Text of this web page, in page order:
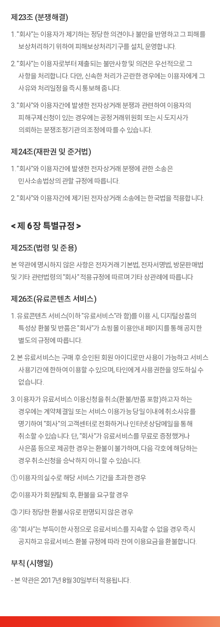
제23조 (분쟁해결)
1. "회사"는 이용자가 제기하는 정당한 의견이나 불만을 반영하고 그 피해를
보상처리하기 위하여 피해보상처리기구를 설치, 운영합니다.
2. "회사"는 이용자로부터 제출되는 불만사항 및 의견은 우선적으로 그
사항을 처리합니다. 다만, 신속한 처리가 곤란한 경우에는 이용자에게 그
사유와 처리일정을 즉시 통보해 줍니다.
3. "회사"와 이용자간에 발생한 전자상거래 분쟁과 관련하여 이용자의
피해구제신청이 있는 경우에는 공정거래위원회 또는 시·도지사가
의뢰하는 분쟁조정기관의 조정에 따를 수 있습니다.
제24조(재판권 및 준거법)
1. "회사"와 이용자간에 발생한 전자상거래 분쟁에 관한 소송은
민사소송법상의 관할 규정에 따릅니다.
2. "회사"와 이용자간에 제기된 전자상거래 소송에는 한국법을 적용합니다.
< 제 6 장 특별규정 >
제25조(법령 및 준용)
본 약관에 명시하지 않은 사항은 전자거래 기본법, 전자서명법, 방문판매법
및 기타 관련법령의 "회사" 적용규정에 따르며 기타 상관례에 따릅니다
제26조(유료콘텐츠 서비스)
1. 유료콘텐츠 서비스(이하 "유료서비스"라 함)를 이용 시, 디지털상품의
특성상 환불 및 반품은 "회사"가 쇼핑몰 이용안내 페이지를 통해 공지한
별도의 규정에 따릅니다.
2. 본 유료서비스는 구매 후 승인된 회원 아이디로만 사용이 가능하고 서비스
사용기간에 한하여 이용할 수 있으며, 타인에게 사용권한을 양도하실 수
없습니다.
3. 이용자가 유료서비스 이용신청을 취소(환불/반품 포함)하고자 하는
경우에는 계약체결일 또는 서비스 이용가능 당일 이내에 취소사유를
명기하여 "회사"의 고객센터로 전화하거나 인터넷 상담메일을 통해
취소할 수 있습니다. 단, "회사"가 유료서비스를 무료로 증정했거나
사은품 등으로 제공한 경우는 환불이 불가하며, 다음 각호에 해당하는
경우 취소신청을 승낙하지 아니 할 수 있습니다.
① 이용자의 실수로 해당 서비스 기간을 초과한 경우
② 이용자가 회원탈퇴 후, 환불을 요구할 경우
③ 기타 정당한 환불사유로 판명되지 않은 경우
④ "회사"는 부득이한 사정으로 유료서비스를 지속할 수 없을 경우 즉시
공지하고 유료서비스 환불 규정에 따라 잔여 이용요금을 환불합니다.
부칙 (시행일)
- 본 약관은 2017년 8월 30일부터 적용됩니다.